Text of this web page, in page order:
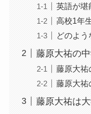
英語が堪
高校1年
どのよう
藤原大祐の
藤原大祐
藤原大祐
藤原大祐は